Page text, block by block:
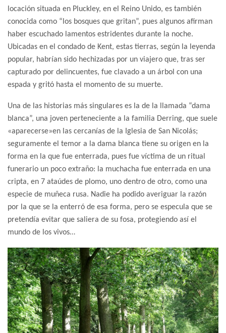
locación situada en Pluckley, en el Reino Unido, es también
conocida como “los bosques que gritan”, pues algunos afirman
haber escuchado lamentos estridentes durante la noche.
Ubicadas en el condado de Kent, estas tierras, según la leyenda
popular, habrían sido hechizadas por un viajero que, tras ser
capturado por delincuentes, fue clavado a un árbol con una
espada y gritó hasta el momento de su muerte.
Una de las historias más singulares es la de la llamada “dama
blanca”, una joven perteneciente a la familia Derring, que suele
«aparecerse»en las cercanías de la Iglesia de San Nicolás;
seguramente el temor a la dama blanca tiene su origen en la
forma en la que fue enterrada, pues fue víctima de un ritual
funerario un poco extraño: la muchacha fue enterrada en una
cripta, en 7 ataúdes de plomo, uno dentro de otro, como una
especie de muñeca rusa. Nadie ha podido averiguar la razón
por la que se la enterró de esa forma, pero se especula que se
pretendía evitar que saliera de su fosa, protegiendo así el
mundo de los vivos…